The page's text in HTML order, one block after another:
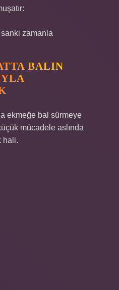
zamanla
BALIN
ekmeğe bal sürmeye
mücadele aslında
hali.